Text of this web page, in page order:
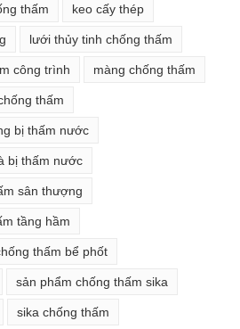
thấm keo cấy thép
lưới thủy tinh chống thấm
công trình màng chống thấm
thấm
bị thấm nước
bị thấm nước
sân thượng
tầng hầm
thấm bể phốt
sản phẩm chống thấm sika
sika chống thấm